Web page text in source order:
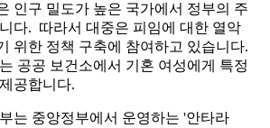
인구 밀도가 높은 국가에서 정부의 주
다. 따라서 대중은 피임에 대한 열악
위한 정책 구축에 참여하고 있습니다.
공공 보건소에서 기혼 여성에게 특정
공합니다.
는 중앙정부에서 운영하는 '안타라